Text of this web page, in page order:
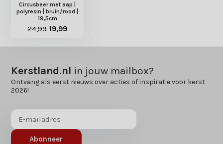
Circusbeer met aap |
polyresin | bruin/rood |
19,5cm
24,99 19,99
Kerstland.nl in jouw mailbox?
Ontvang als eerst nieuws over acties of inspiratie voor kerst
2026!
Abonneer